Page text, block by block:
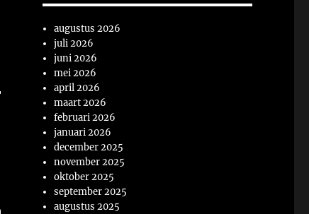
augustus 2026
juli 2026
juni 2026
mei 2026
april 2026
maart 2026
februari 2026
januari 2026
december 2025
november 2025
oktober 2025
september 2025
augustus 2025